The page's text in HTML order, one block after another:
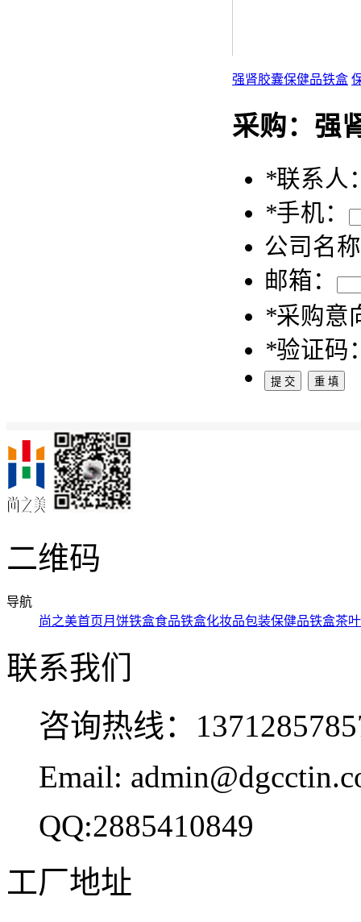
强肾胶囊保健品铁盒
采购： 强
*联系人
*手机：
公司名
邮箱：
*采购意
*验证码
二维码
导航
尚之美首页月饼铁盒食品铁盒化妆品包装保健品铁盒茶
联系我们
咨询热线：
Email:
QQ:2885410849
工厂地址